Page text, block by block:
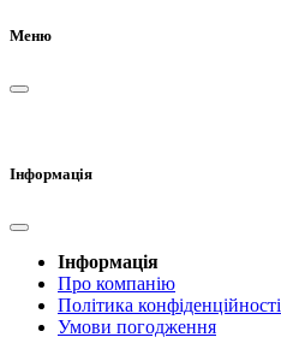
Меню
Інформація
Інформація
Про компанію
Політика конфіденційності
Умови погодження